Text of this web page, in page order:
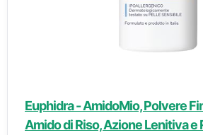
Euphidra - AmidoMio, Polvere
Amido di Riso, Azione Lenitiva